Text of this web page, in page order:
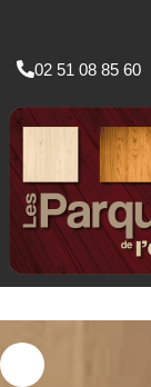
02 51 08 85 60